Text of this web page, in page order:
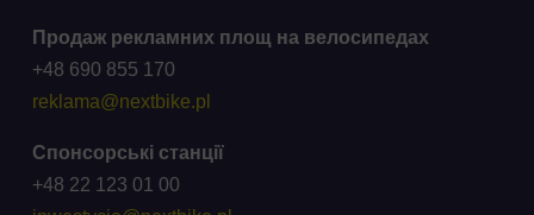
Продаж рекламних площ на велосипедах
+48 690 855 170
reklama@nextbike.pl
Спонсорські станції
+48 22 123 01 00